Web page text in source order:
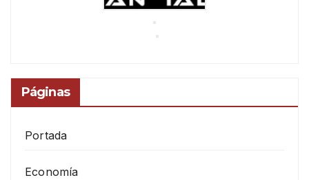
Páginas
Portada
Economía